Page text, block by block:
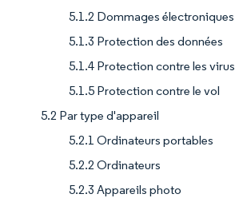
5.1.2 Dommages électroniques
5.1.3 Protection des données
5.1.4 Protection contre les virus
5.1.5 Protection contre le vol
5.2 Par type d'appareil
5.2.1 Ordinateurs portables
5.2.2 Ordinateurs
5.2.3 Appareils photo